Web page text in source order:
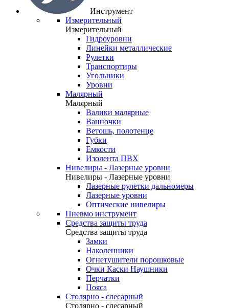
Инструмент
Измерительный
Измерительный
Гидроуровни
Линейки металлические
Рулетки
Транспортиры
Угольники
Уровни
Малярный
Малярный
Валики малярные
Ванночки
Ветошь, полотенце
Губки
Емкости
Изолента ПВХ
Нивелиры - Лазерные уровни
Нивелиры - Лазерные уровни
Лазерные рулетки дальномеры
Лазерные уровни
Оптические нивелиры
Пневмо инструмент
Средства защиты труда
Средства защиты труда
Замки
Наколенники
Огнетушители порошковые
Очки Каски Наушники
Перчатки
Пояса
Столярно - слесарный
Столярно - слесарный